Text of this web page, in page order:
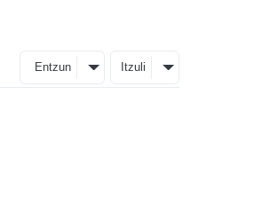
Entzun Itzuli